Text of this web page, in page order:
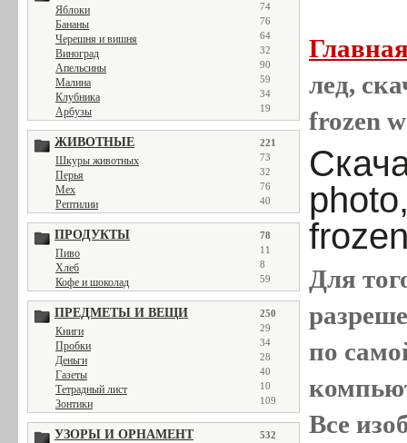
Яблоки 74
Бананы 76
Черешня и вишня 64
Виноград 32
Апельсины 90
Малина 59
Клубника 34
Арбузы 19
ЖИВОТНЫЕ 221
Шкуры животных 73
Перья 32
Мех 76
Рептилии 40
ПРОДУКТЫ 78
Пиво 11
Хлеб 8
Кофе и шоколад 59
ПРЕДМЕТЫ И ВЕЩИ 250
Книги 29
Пробки 34
Деньги 28
Газеты 40
Тетрадный лист 10
Зонтики 109
УЗОРЫ И ОРНАМЕНТ 532
лед,
frozen
Для
по
Все